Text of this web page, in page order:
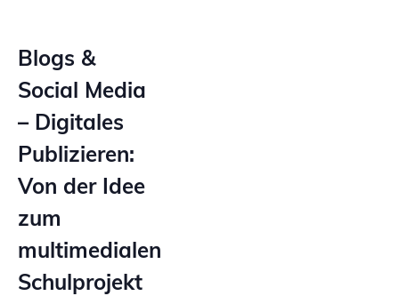
Blogs &
Social Media
– Digitales
Publizieren:
Von der Idee
zum
multimedialen
Schulprojekt